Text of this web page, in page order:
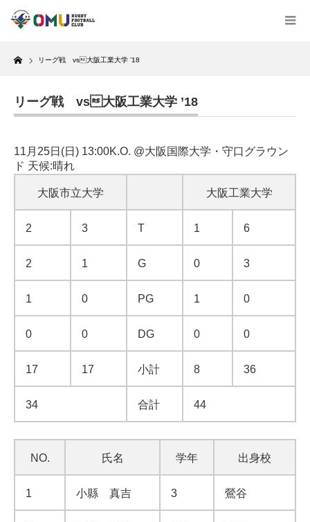
Home
リーグ戦 vs大阪工業大学 ’18
リーグ戦 vs大阪工業大学 ’18
11月25日(日) 13:00K.O. @大阪国際大学・守口グラウン
ド 天候:晴れ
大阪市立大学 大阪工業大学
2 3 T 1 6
2 1 G 0 3
1 0 PG 1 0
0 0 DG 0 0
17 17 小計 8 36
34 合計 44
NO. 氏名 学年 出身校
1 小縣 真吉 3 鶯谷